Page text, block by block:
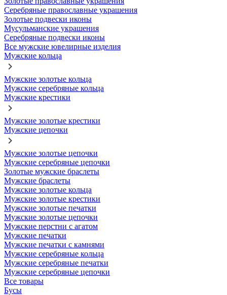
Серебряные православные украшения
Золотые подвески иконы
Мусульманские украшения
Серебряные подвески иконы
Все мужские ювелирные изделия
Мужские кольца
Мужские золотые кольца
Мужские серебряные кольца
Мужские крестики
Мужские золотые крестики
Мужские цепочки
Мужские золотые цепочки
Мужские серебряные цепочки
Золотые мужские браслеты
Мужские браслеты
Мужские золотые кольца
Мужские золотые крестики
Мужские золотые печатки
Мужские золотые цепочки
Мужские перстни с агатом
Мужские печатки
Мужские печатки с камнями
Мужские серебряные кольца
Мужские серебряные печатки
Мужские серебряные цепочки
Все товары
Бусы